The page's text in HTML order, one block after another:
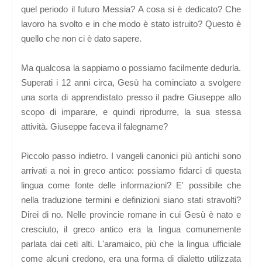
quel periodo il futuro Messia? A cosa si è dedicato? Che
lavoro ha svolto e in che modo è stato istruito? Questo è
quello che non ci è dato sapere.
Ma qualcosa la sappiamo o possiamo facilmente dedurla.
Superati i 12 anni circa, Gesù ha cominciato a svolgere
una sorta di apprendistato presso il padre Giuseppe allo
scopo di imparare, e quindi riprodurre, la sua stessa
attività. Giuseppe faceva il falegname?
Piccolo passo indietro. I vangeli canonici più antichi sono
arrivati a noi in greco antico: possiamo fidarci di questa
lingua come fonte delle informazioni? E' possibile che
nella traduzione termini e definizioni siano stati stravolti?
Direi di no. Nelle provincie romane in cui Gesù è nato e
cresciuto, il greco antico era la lingua comunemente
parlata dai ceti alti. L'aramaico, più che la lingua ufficiale
come alcuni credono, era una forma di dialetto utilizzata